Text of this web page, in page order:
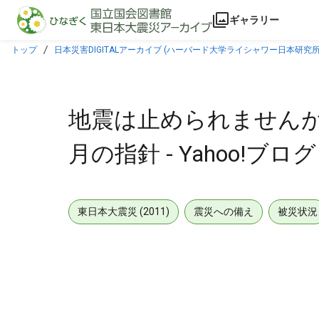
本文に飛ぶ
ギャラリー
トップ 日本災害DIGITALアーカイブ (ハーバード大学ライシャワー日本研究
地震は止められません
月の指針 - Yahoo!ブログ
東日本大震災 (2011) 震災への備え 被災状況